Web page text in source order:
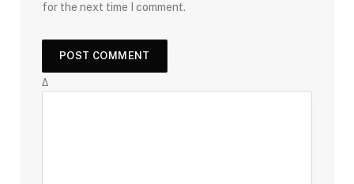
for the next time I comment.
Δ